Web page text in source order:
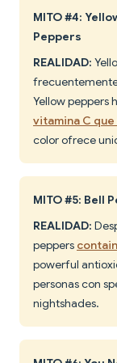
MITO #4:
Peppers
REALIDAD:
Yellow peppers
vitamina C que
color ofrece
MITO #5: Bell
REALIDAD:
peppers
powerful
personas con
nightshades.